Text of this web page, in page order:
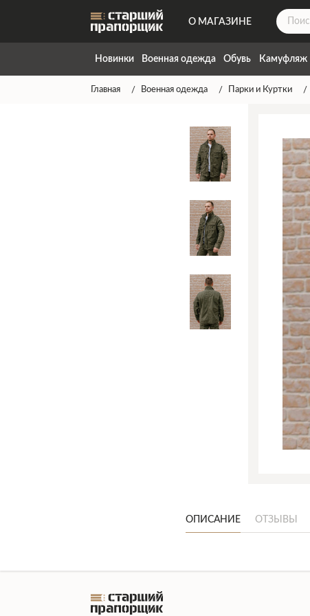
О МАГАЗИНЕ
ДОСТАВКА
ТАБЛИЦА РАЗМЕРОВ
ГАРАНТИЯ
Новинки Военная одежда Обувь Камуфляж
Главная Военная одежда Парки и Куртки
ОПИСАНИЕ ОТЗЫВЫ